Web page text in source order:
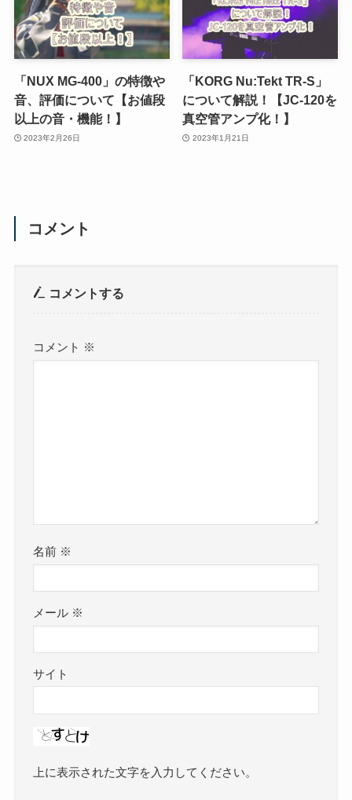
「NUX MG-400」の特徴や
音、評価について【お値段
以上の音・機能！】
2023年2月26日
「KORG Nu:Tekt TR-S」
について解説！【JC-120を
真空管アンプ化！】
2023年1月21日
コメント
コメントする
コメント ※
名前 ※
メール ※
サイト
上に表示された文字を入力してください。